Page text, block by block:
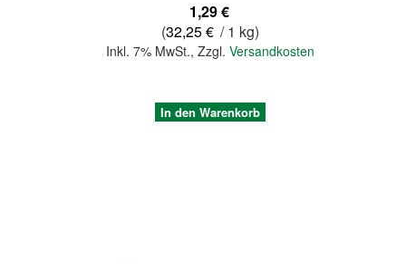
1,29 €
(32,25 € / 1 kg)
Inkl. 7% MwSt.,Zzgl.Versandkosten
In den Warenkorb